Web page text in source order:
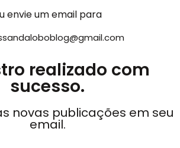
envie um email para
realizado com
sucesso.
novas publicações em seu
email.